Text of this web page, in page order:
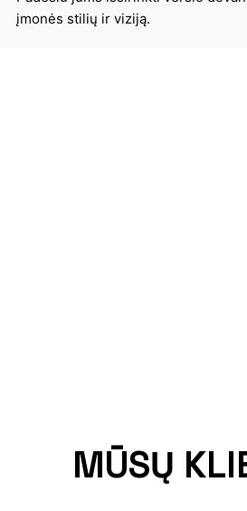
įmonės stilių ir viziją.
MŪSŲ